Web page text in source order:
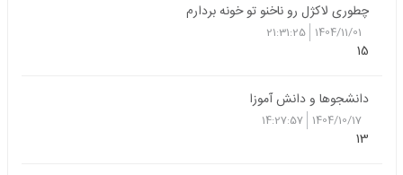
چطوری لاکژل رو ناخنو تو خونه بردارم
1404/11/01
21:31:25
15
دانشجوها و دانش آموزا
1404/10/17
14:27:57
13